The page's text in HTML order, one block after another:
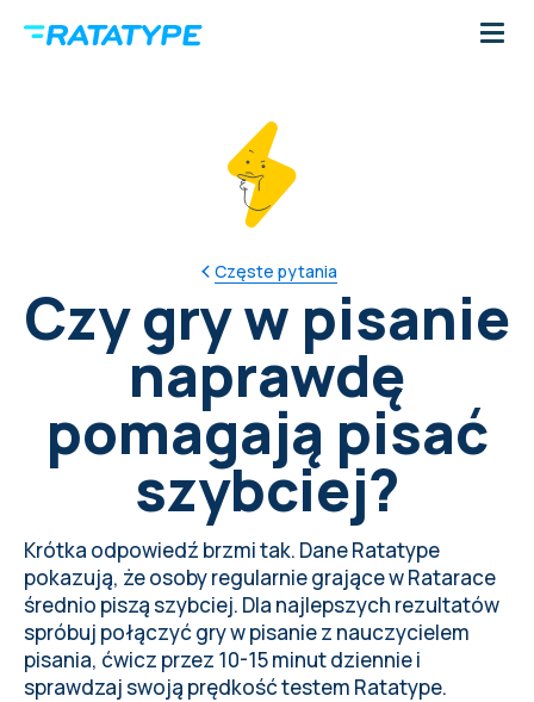
Częste pytania
Czy gry w pisanie
naprawdę
pomagają pisać
szybciej?
Krótka odpowiedź brzmi tak. Dane Ratatype
pokazują, że osoby regularnie grające w Ratarace
średnio piszą szybciej. Dla najlepszych rezultatów
spróbuj połączyć gry w pisanie z nauczycielem
pisania, ćwicz przez 10-15 minut dziennie i
sprawdzaj swoją prędkość testem Ratatype.